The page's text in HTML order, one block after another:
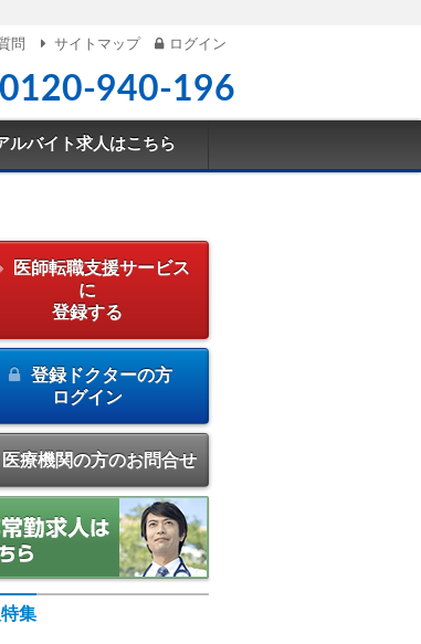
0120-940-196
問 サイトマップ ログイン
ルバイト求人はこちら
医師転職支援サービス
に
登録する
登録ドクターの方
ログイン
医療機関の方のお問合せ
集